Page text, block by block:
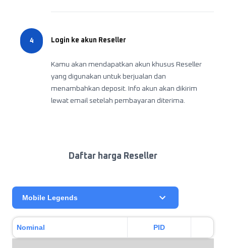
4 Login ke akun Reseller
Kamu akan mendapatkan akun khusus Reseller
yang digunakan untuk berjualan dan
menambahkan deposit. Info akun akan dikirim
lewat email setelah pembayaran diterima.
Daftar harga Reseller
Mobile Legends
Nominal PID